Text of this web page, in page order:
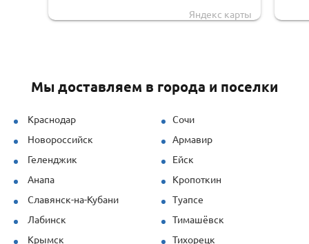
специалисты быстро рассчитывали
Продукция (опалубка перекрытий и
стеновая) показала себя отлично даже
Яндекс карты
Мы доставляем в города и поселки
Краснодар
Сочи
Новороссийск
Армавир
Геленджик
Ейск
Анапа
Кропоткин
Славянск-на-Кубани
Туапсе
Лабинск
Тимашёвск
Крымск
Тихорецк